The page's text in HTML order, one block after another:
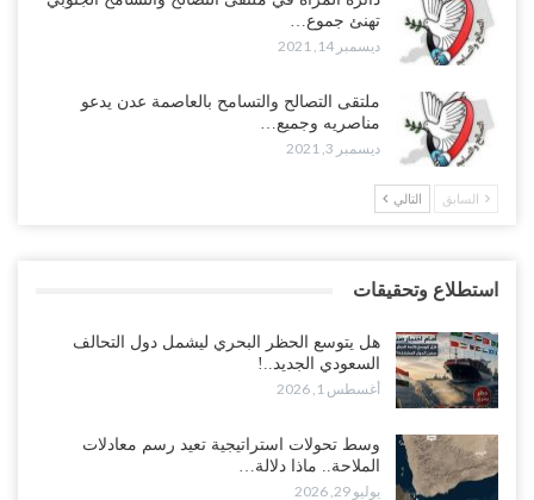
تهنئ جموع…
ديسمبر 14, 2021
ملتقى التصالح والتسامح بالعاصمة عدن يدعو
مناصريه وجميع…
ديسمبر 3, 2021
السابق التالي
استطلاع وتحقيقات
هل يتوسع الحظر البحري ليشمل دول التحالف
السعودي الجديد..!
أغسطس 1, 2026
وسط تحولات استراتيجية تعيد رسم معادلات
الملاحة.. ماذا دلالة…
يوليو 29, 2026